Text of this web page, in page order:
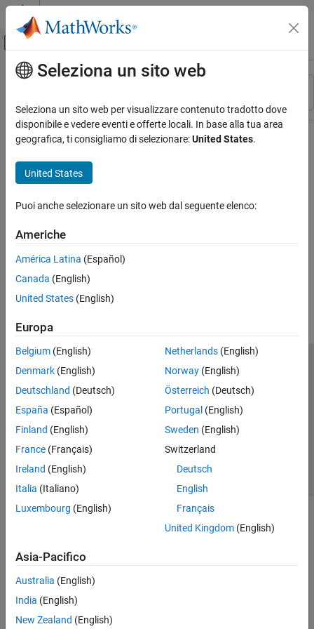
Vai al contenuto
Attiva/disattiva menu di navigazione
Risorsa
Stato
Contenuto principale
Seleziona un sito web
Seleziona un sito web per visualizzare contenuto tradotto dove
disponibile e vedere eventi e offerte locali. In base alla tua area
geografica, ti consigliamo di selezionare:United States.
United States
Puoi anche selezionare un sito web dal seguente elenco:
Americhe
América Latina (Español)
Canada (English)
United States (English)
Europa
Belgium (English)
Denmark (English)
Deutschland (Deutsch)
España (Español)
Finland (English)
France (Français)
Ireland (English)
Italia (Italiano)
Luxembourg (English)
Netherlands(English)
Norway(English)
Österreich (Deutsch)
Portugal (English)
Sweden (English)
Switzerland
Deutsch
English
Français
United Kingdom(English)
Asia-Pacifico
Australia (English)
India (English)
New Zealand (English)
Centro di fiducia
Informativa sulla privacy
Antipirateria
Stato dell'applicazione
Contatti
© 1994-2026 The MathWorks, Inc.